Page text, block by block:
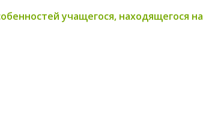
учащегося, находящегося на